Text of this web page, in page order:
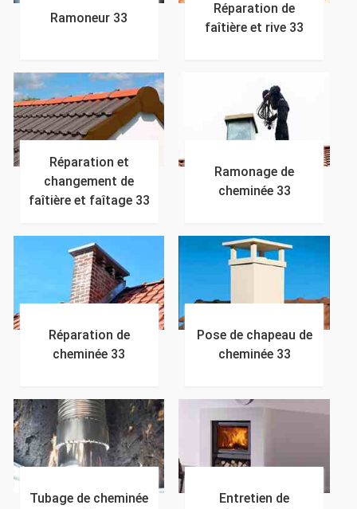
Ramoneur 33
Réparation de
faîtière et rive 33
Réparation et
changement de
faîtière et faîtage 33
Ramonage de
cheminée 33
Réparation de
cheminée 33
Pose de chapeau de
cheminée 33
Tubage de cheminée
Entretien de